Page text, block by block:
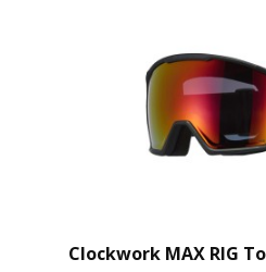
Clockwork MAX RIG